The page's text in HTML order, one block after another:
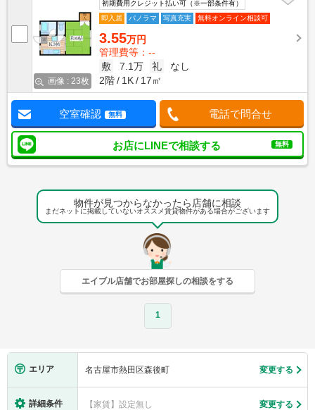
画像 : 23枚
初期費用クレジット払い可（※一部条件有）
即入居
パノラマ 写真充実 無料オンライン相談可
3.55万円
管理費等：--
敷
7.1万 礼
なし
2階
1K 17㎡
空室確認 無料 電話で問合せ
お店にLINEで相談する 無料
物件が見つからなかったら店舗に相談
まだネットに掲載していないオススメ賃貸物件がある場合がございます
エイブル店舗でお部屋探しの相談をする
1
エリア 名古屋市熱田区森後町 変更する
詳細条件 【家賃】設定無し 変更する